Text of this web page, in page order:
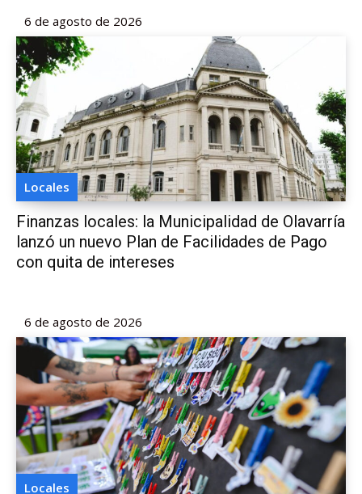
6 de agosto de 2026
Locales
Finanzas locales: la Municipalidad de Olavarría
lanzó un nuevo Plan de Facilidades de Pago
con quita de intereses
6 de agosto de 2026
Locales